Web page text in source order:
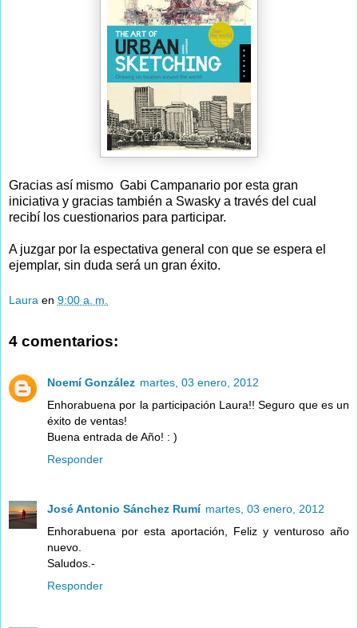
Gracias así mismo Gabi Campanario por esta gran
iniciativa y gracias también a Swasky a través del cual
recibí los cuestionarios para participar.
A juzgar por la espectativa general con que se espera el
ejemplar, sin duda será un gran éxito.
Laura en 9:00 a. m.
4 comentarios:
Noemí González martes, 03 enero, 2012
Enhorabuena por la participación Laura!! Seguro que es un
éxito de ventas!
Buena entrada de Año! : )
Responder
José Antonio Sánchez Rumí martes, 03 enero, 2012
Enhorabuena por esta aportación, Feliz y venturoso año
nuevo.
Saludos.-
Responder